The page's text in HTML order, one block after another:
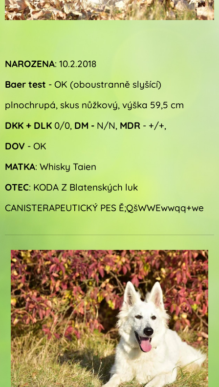
NAROZENA: 10.2.2018
Baer test - OK (oboustranně slyšící)
plnochrupá, skus nůžkový, výška 59,5 cm
DKK + DLK 0/0, DM - N/N, MDR - +/+,
DOV - OK
MATKA: Whisky Taien
OTEC: KODA Z Blatenských luk
CANISTERAPEUTICKÝ PES Ě;QšWWEwwqq+we